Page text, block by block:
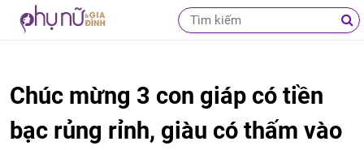
Chúc mừng 3 con giáp có tiền
bạc rủng rỉnh, giàu có thấm vào